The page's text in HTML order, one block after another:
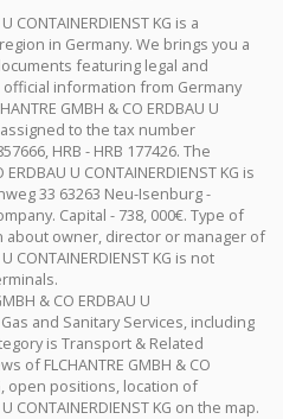
CONTAINERDIENST KG is a
in Germany. We brings you a
featuring legal and
information from Germany
GMBH & CO ERDBAU U
assigned to the tax number
HRB - HRB 177426. The
U CONTAINERDIENST KG is
33 63263 Neu-Isenburg -
Capital - 738, 000€. Type of
about owner, director or manager of
CONTAINERDIENST KG is not
& CO ERDBAU U
Gas and Sanitary Services, including
is Transport & Related
of FLCHANTRE GMBH & CO
open positions, location of
CONTAINERDIENST KG on the map.